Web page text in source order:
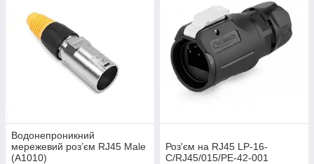
Водонепроникний
мережевий роз’єм RJ45 Male
(А1010)
Роз'єм на RJ45 LP-16-
C/RJ45/015/PE-42-001